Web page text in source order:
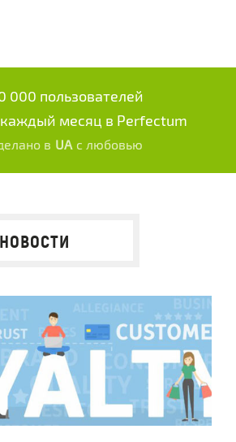
000 пользователей
месяц в Perfectum
в UA с любовью